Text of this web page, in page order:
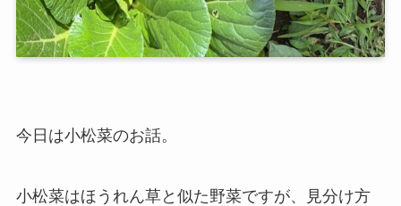
今日は小松菜のお話。
小松菜はほうれん草と似た野菜ですが、見分け方